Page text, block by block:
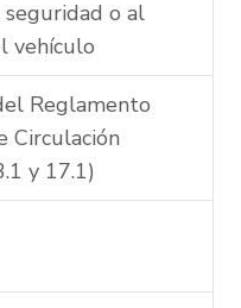
seguridad o al
vehículo
Reglamento
Circulación
y 17.1)